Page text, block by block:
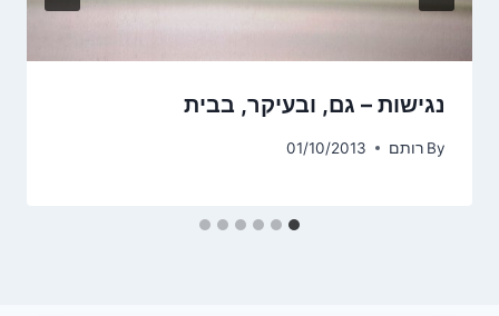
נגישות – גם, ובעיקר, בבית
By רותם 01/10/2013